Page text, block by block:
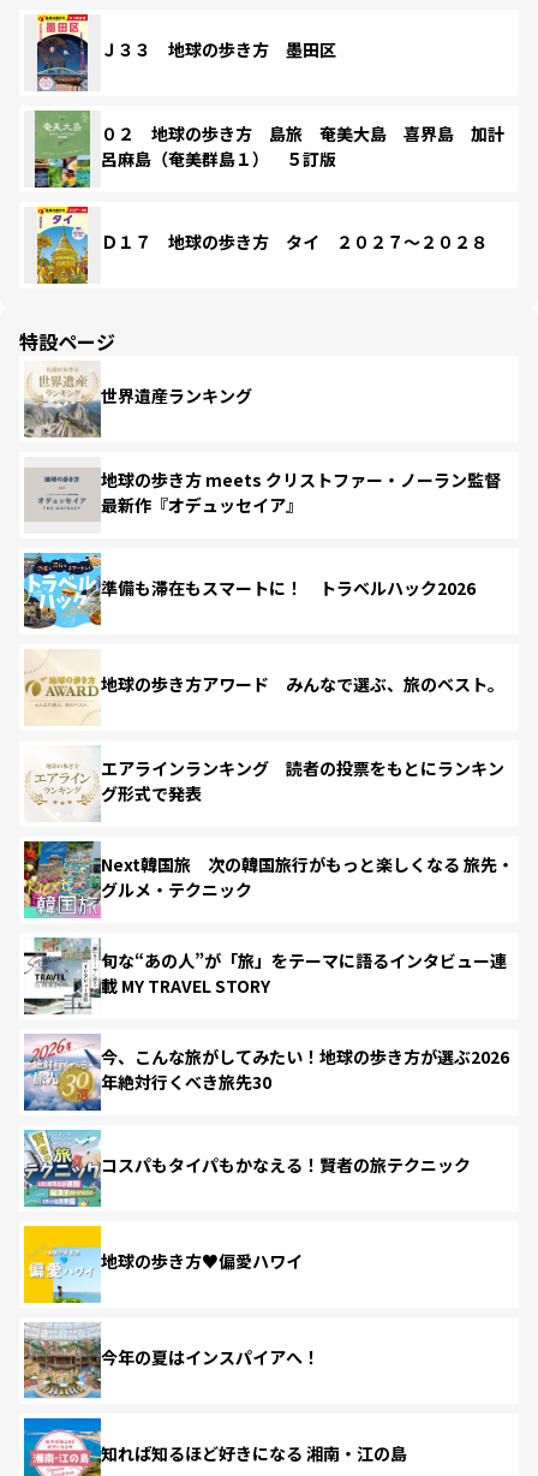
Ｊ３３ 地球の歩き方 墨田区
０２ 地球の歩き方 島旅 奄美大島 喜界島 加計
呂麻島（奄美群島１） ５訂版
Ｄ１７ 地球の歩き方 タイ ２０２７～２０２８
特設ページ
世界遺産ランキング
地球の歩き方 meets クリストファー・ノーラン監督
最新作『オデュッセイア』
準備も滞在もスマートに！ トラベルハック2026
地球の歩き方アワード みんなで選ぶ、旅のベスト。
エアラインランキング 読者の投票をもとにランキン
グ形式で発表
Next韓国旅 次の韓国旅行がもっと楽しくなる 旅先・
グルメ・テクニック
旬な“あの人”が「旅」をテーマに語るインタビュー連
載 MY TRAVEL STORY
今、こんな旅がしてみたい！地球の歩き方が選ぶ2026
年絶対行くべき旅先30
コスパもタイパもかなえる！賢者の旅テクニック
地球の歩き方♥偏愛ハワイ
今年の夏はインスパイアへ！
知れば知るほど好きになる 湘南・江の島